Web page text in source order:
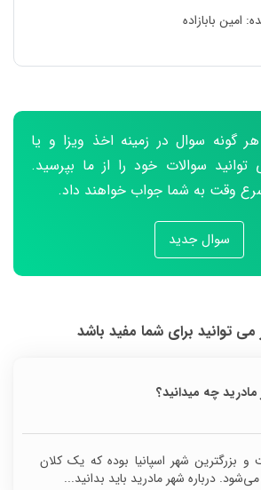
امین بابازاده
گونه سوال در زمینه اخذ ویزا و یا
سوالات خود را از ما بپرسید.
وقت به شما جواب خواهند داد.
سوال جدید
می توانید برای شما مفید باشد
مادرید چه میدانید؟
و بزرگترین شهر اسپانیا بوده که یک کلان
درباره شهر مادرید باید بدانید...